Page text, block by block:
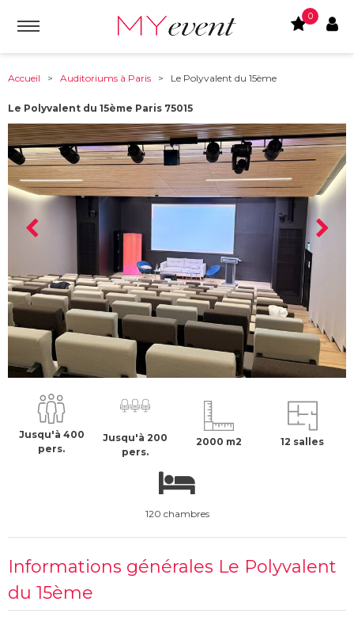
0
Accueil > Auditoriums à Paris > Le Polyvalent du 15ème
Le Polyvalent du 15ème Paris 75015
Paris À partir de :
50 €H.T
Jusqu'à 400
pers.
Jusqu'à 200
pers.
2000 m2 12 salles
120 chambres
Informations générales Le Polyvalent
du 15ème